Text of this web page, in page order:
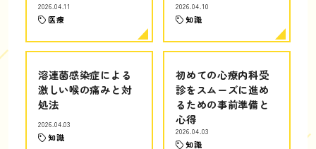
2026.04.11
医療
2026.04.10
知識
溶連菌感染症による
激しい喉の痛みと対
処法
2026.04.03
知識
初めての心療内科受
診をスムーズに進め
るための事前準備と
心得
2026.04.03
知識